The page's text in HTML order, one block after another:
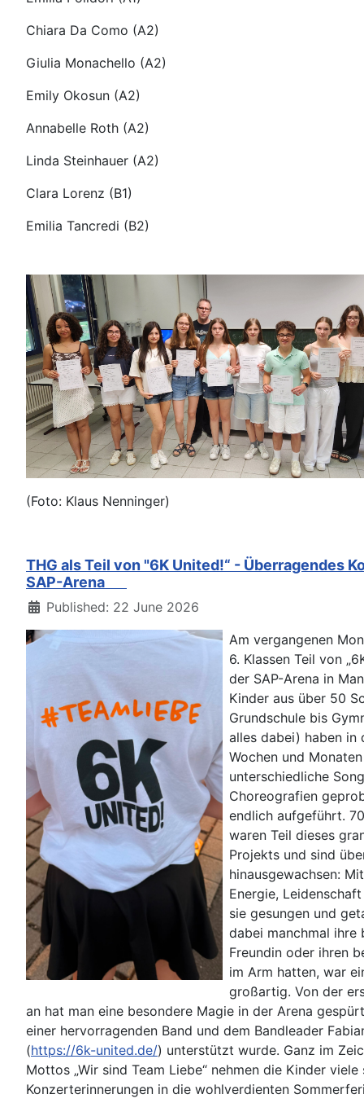
Chiara Da Como (A2)
Giulia Monachello (A2)
Emily Okosun (A2)
Annabelle Roth (A2)
Linda Steinhauer (A2)
Clara Lorenz (B1)
Emilia Tancredi (B2)
(Foto: Klaus Nenninger)
THG als Teil von "6K United!“ - Überragendes
SAP-Arena
DetailsPublished: 22 June 2026
Am vergangenen
6. Klassen Teil von
der SAP-Arena in
Kinder aus über 50
Grundschule bis
alles dabei) haben in
Wochen und
unterschiedliche
Choreografien
endlich aufgeführt.
waren Teil dieses
Projekts und sind
hinausgewachsen:
Energie,
sie gesungen und
dabei manchmal ihre
Freundin oder ihren
im Arm hatten, war
großartig. Von der
an hat man eine besondere Magie in der Arena
einer hervorragenden Band und dem Bandleader
(https://6k-united.de/) unterstützt wurde. Ganz im
Mottos „Wir sind Team Liebe“ nehmen die Kinder viele
Konzerterinnerungen in die wohlverdienten